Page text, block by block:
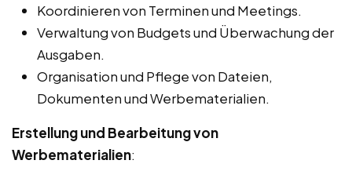
Koordinieren von Terminen und Meetings.
Verwaltung von Budgets und Überwachung der
Ausgaben.
Organisation und Pflege von Dateien,
Dokumenten und Werbematerialien.
Erstellung und Bearbeitung von
Werbematerialien: